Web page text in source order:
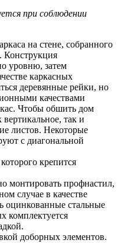
при соблюдении
на стене, собранного
Конструкция
уровню, затем
каркасных
деревянные рейки, но
качествами
Чтобы обшить дом
так и
листов. Некоторые
с диагональной
крепится
монтировать профнастил,
случае в качестве
оцинкованные стальные
комплектуется
доборных элементов.